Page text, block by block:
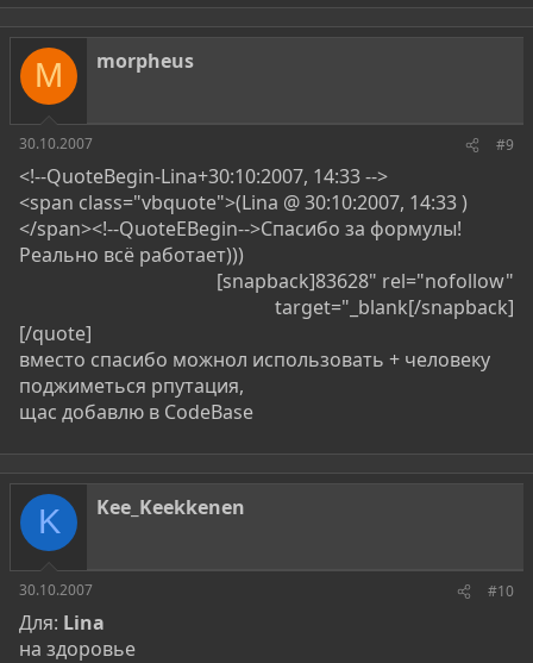
M morpheus
30.10.2007 #9
<!--QuoteBegin-Lina+30:10:2007, 14:33 -->
<span class="vbquote">(Lina @ 30:10:2007, 14:33 )
</span><!--QuoteEBegin-->Спасибо за формулы!
Реально всё работает)))
[snapback]83628" rel="nofollow"
target="_blank[/snapback]​
[/quote]
вместо спасибо можнол использовать + человеку
поджиметься рпутация,
щас добавлю в CodeBase
K Kee_Keekkenen
30.10.2007 #10
Для: Lina
на здоровье